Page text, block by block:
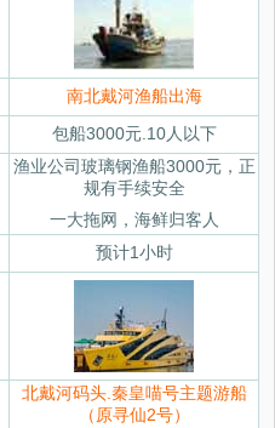
南北戴河渔船出海
包船3000元.10人以下
渔业公司玻璃钢渔船3000元，正
规有手续安全
一大拖网，海鲜归客人
预计1小时
北戴河码头.秦皇喵号主题游船
（原寻仙2号）